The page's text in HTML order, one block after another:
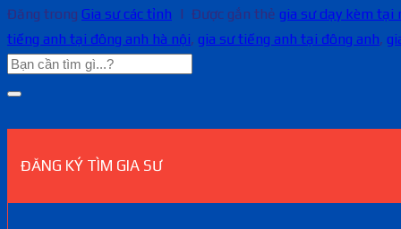
Đăng trong Gia sư các tỉnh | Được gắn thẻ gia sư dạy kèm tại
tiếng anh tại đông anh hà nội, gia sư tiếng anh tại đông anh,
ĐĂNG KÝ TÌM GIA SƯ